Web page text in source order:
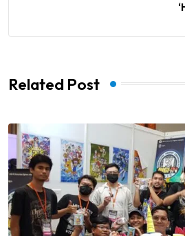
Related Post